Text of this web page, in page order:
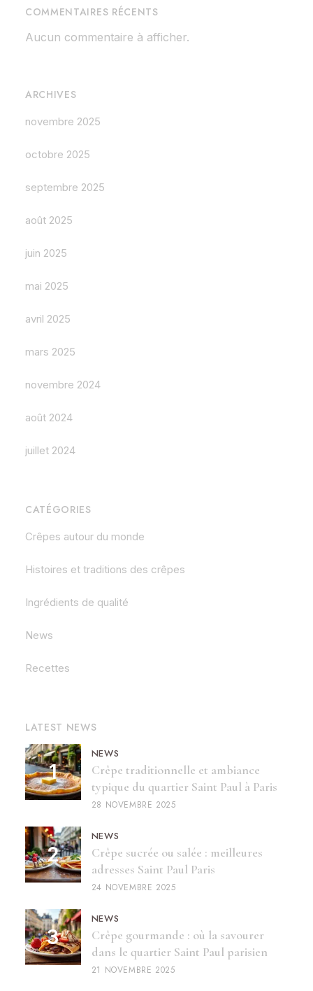
COMMENTAIRES RÉCENTS
Aucun commentaire à afficher.
ARCHIVES
novembre 2025
octobre 2025
septembre 2025
août 2025
juin 2025
mai 2025
avril 2025
mars 2025
novembre 2024
août 2024
juillet 2024
CATÉGORIES
Crêpes autour du monde
Histoires et traditions des crêpes
Ingrédients de qualité
News
Recettes
LATEST NEWS
NEWS
Crêpe traditionnelle et ambiance
typique du quartier Saint Paul à Paris
28 NOVEMBRE 2025
NEWS
Crêpe sucrée ou salée : meilleures
adresses Saint Paul Paris
24 NOVEMBRE 2025
NEWS
Crêpe gourmande : où la savourer
dans le quartier Saint Paul parisien
21 NOVEMBRE 2025